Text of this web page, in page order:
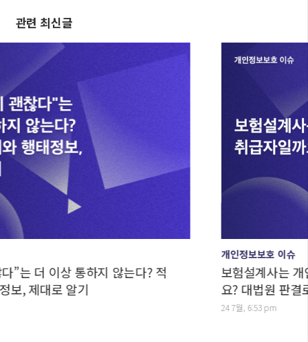
관련 최신글
이상 통하지 않는다? 적
대로 알기
개인정보보호 이슈
보험설계사는 개인정
요? 대법원 판결로 보
24 7월, 6:53 pm